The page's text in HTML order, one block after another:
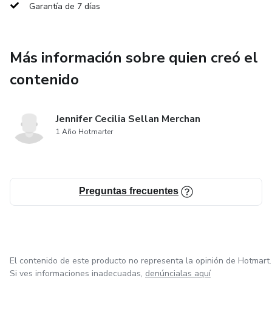
Garantía de 7 días
Más información sobre quien creó el
contenido
Jennifer Cecilia Sellan Merchan
1 Año Hotmarter
Preguntas frecuentes
El contenido de este producto no representa la opinión de Hotmart.
Si ves informaciones inadecuadas, denúncialas aquí